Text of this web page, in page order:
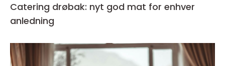
Catering drøbak: nyt god mat for enhver
anledning